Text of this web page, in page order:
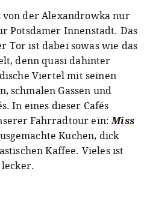
von der Alexandrowka nur
Potsdamer Innenstadt. Das
Tor ist dabei sowas wie das
denn quasi dahinter
Viertel mit seinen
schmalen Gassen und
In eines dieser Cafés
Fahrradtour ein:Miss
Kuchen, dick
Kaffee. Vieles ist